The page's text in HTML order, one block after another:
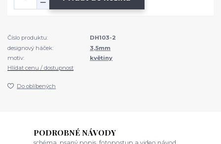
Číslo produktu:
DH103-2
designový háček:
3,5mm
motiv:
květiny
Hlídat cenu / dostupnost
Do oblíbených
PODROBNÉ NÁVODY